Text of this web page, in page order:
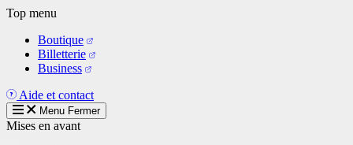
Aller
contenu
principal
Top menu
Boutique
Billetterie
Business
Aide et contact
Menu Fermer
Mises en avant